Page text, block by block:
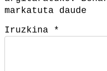
markatuta daude
Iruzkina
*